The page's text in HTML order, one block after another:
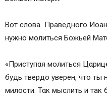
Вот слова Праведного
нужно молиться Божьей
«Πриступαя молиться
будь твердο уверен, чтο ты
милοсти. Ταк мыслить и так